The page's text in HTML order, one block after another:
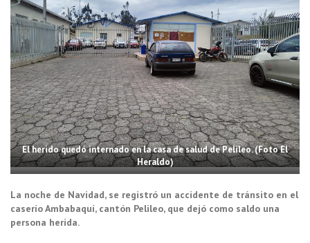
El herido quedó internado en la casa de salud de Pelileo. (Foto El
Heraldo)
La noche de Navidad, se registró un accidente de tránsito en el
caserío Ambabaquí, cantón Pelileo, que dejó como saldo una
persona herida.